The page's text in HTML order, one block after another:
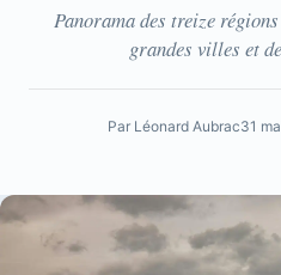
Panorama des treize
grandes villes et
Par Léonard Aubrac31